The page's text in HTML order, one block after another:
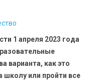
1 апреля 2023 года
варианта, как это
школу или пройти все